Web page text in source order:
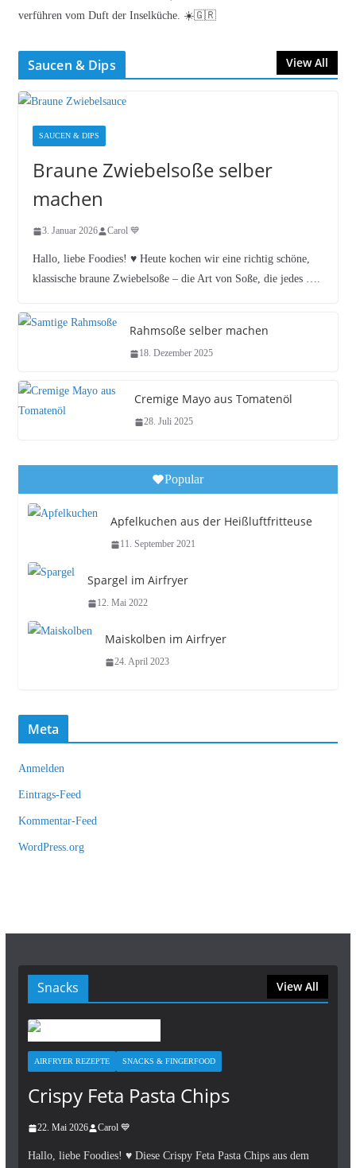
verführen vom Duft der Inselküche. ☀️🇬🇷
Saucen & Dips View All
SAUCEN & DIPS
Braune Zwiebelsoße selber
machen
3. Januar 2026 Carol 💙
Hallo, liebe Foodies! ♥︎ Heute kochen wir eine richtig schöne,
klassische braune Zwiebelsoße – die Art von Soße, die jedes ….
Rahmsoße selber machen
18. Dezember 2025
Cremige Mayo aus Tomatenöl
28. Juli 2025
Popular
Apfelkuchen aus der Heißluftfritteuse
11. September 2021
Spargel im Airfryer
12. Mai 2022
Maiskolben im Airfryer
24. April 2023
Meta
Anmelden
Eintrags-Feed
Kommentar-Feed
WordPress.org
Snacks View All
AIRFRYER REZEPTE SNACKS & FINGERFOOD
Crispy Feta Pasta Chips
22. Mai 2026 Carol 💙
Hallo, liebe Foodies! ♥︎ Diese Crispy Feta Pasta Chips aus dem